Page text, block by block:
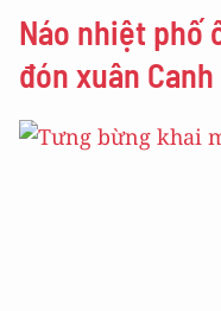
Náo nhiệt phố
đón xuân